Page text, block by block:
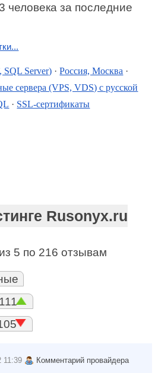
человека за последние
SQL Server) ·Россия, Москва ·
сервера (VPS, VDS) с русской
· SSL-сертификаты
Rusonyx.ru
из 5 по 216 отзывам
11:39 Комментарий провайдера